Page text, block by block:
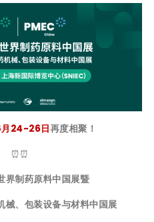
24-26日再度相聚！
⏰⏰
界制药原料中国展暨
械、包装设备与材料中国展